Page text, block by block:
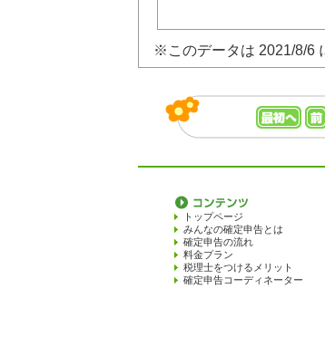
※このデータは 2021/8/6
トップページ
みんなの確定申告とは
確定申告の流れ
料金プラン
税理士をつけるメリット
確定申告コーディネーター